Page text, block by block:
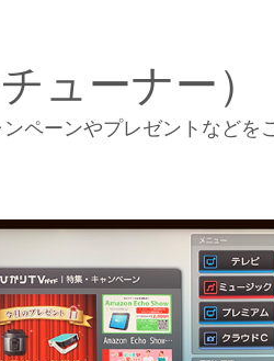
ューナー）
ペーンやプレゼントなどを